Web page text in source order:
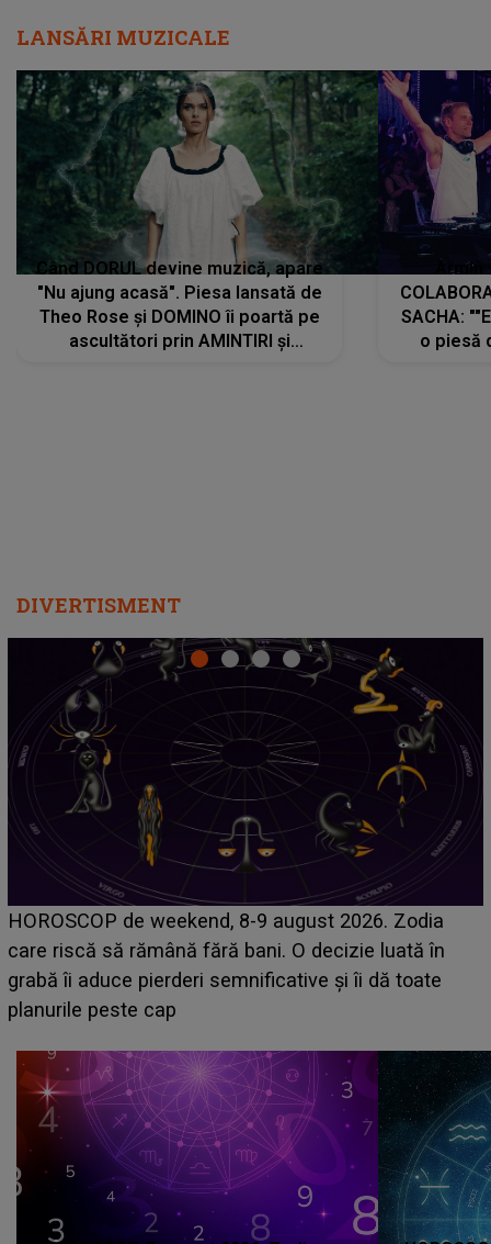
Când DORUL devine muzică, apare
"Nu ajung acasă". Piesa lansată de
Theo Rose și DOMINO îi poartă pe
ascultători prin AMINTIRI și
REGĂSIRI, iar drumul emoțiilor
trece prin sufletul publicului:
"Pentru toți cei care au plecat
departe ca să le fie mai bine"
Armin
SACHA:
o piesă
imediat
cu mine
păstrăm
Emanuel a ținut ACEST DETALIU ASCUNS până
acum! În fața Alexandrei, concurentul din Casa Iubirii
face o MĂRTURISIRE NEAȘTEPTATĂ despre mama
sa: "I-am spus și ei în față, eu nu te iubesc pentru
că..."
HOROSCOP 7 august 2026. Zodia
care intră într-o perioadă marcată
de încercări. Problemele se adună
din toate părțile, iar o veste
neașteptată îi dă planurile peste
cap
care are
bani. O
poate
la